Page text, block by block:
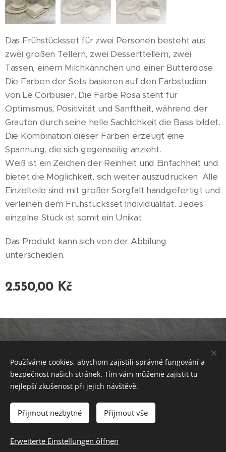
Das Frühstücksset für zwei Personen besteht aus
zwei großen Tellern, zwei Desserttellern, zwei
Tassen, einem Milchkännchen und einer Butterdose.
Die Farben der Sets basieren auf den Farbstudien
von Le Corbusier. Die Farbe Rosa steht für
Optimismus, Positivität und Sanftheit, während der
Grauton durch seine helle Sachlichkeit die Basis bildet.
Die Kombination dieser Farben erzeugt eine
Spannung, die sich gegenseitig anzieht.
Weiß ist ein Zeichen der Reinheit und Einfachheit und
bietet die Möglichkeit, sich weiter auszudrücken. Alle
Einzelteile sind mit großer Sorgfalt handgefertigt und
verleihen dem Frühstücksset Individualität. Jedes
einzelne Stück ist somit ein Unikat.
Das Produkt kann sich von der Abbilung
unterscheiden.
2.550,00Kč
Zum Warenkorb hinzufügen
Cookies
Čeština
Deutsch
Währung
Používáme cookies, abychom zajistili správné fungování a
bezpečnost našich stránek. Tím vám můžeme zajistit tu
nejlepší zkušenost při jejich návštěvě.
Přijmout nezbytné Přijmout vše
Erweiterte Einstellungen öffnen